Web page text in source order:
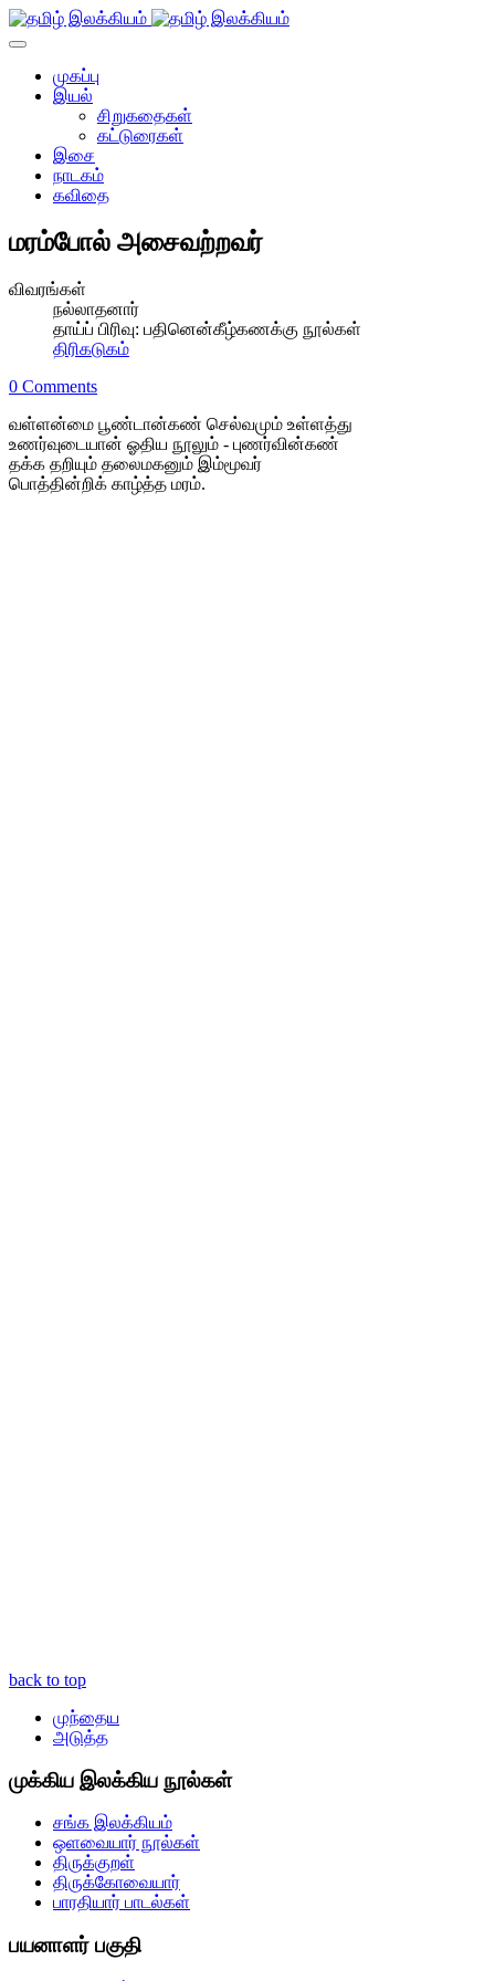
முகப்பு
இயல்
சிறுகதைகள்
கட்டுரைகள்
இசை
நாடகம்
கவிதை
மரம்போல் அசைவற்றவர்
விவரங்கள்
நல்லாதனார்
தாய்ப் பிரிவு: பதினென்கீழ்கணக்கு நூல்கள்
திரிகடுகம்
0 Comments
வள்ளன்மை பூண்டான்கண் செல்வமும் உள்ளத்து
உணர்வுடையான் ஓதிய நூலும் - புணர்வின்கண்
தக்க தறியும் தலைமகனும் இம்மூவர்
பொத்தின்றிக் காழ்த்த மரம்.
back to top
முந்தைய
அடுத்த
முக்கிய இலக்கிய நூல்கள்
சங்க இலக்கியம்
ஒளவையார் நூல்கள்
திருக்குறள்
திருக்கோவையார்
பாரதியார் பாடல்கள்
பயனாளர் பகுதி